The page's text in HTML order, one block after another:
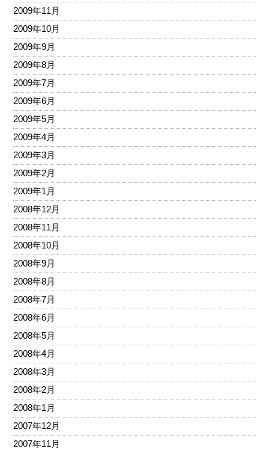
2009年11月
2009年10月
2009年9月
2009年8月
2009年7月
2009年6月
2009年5月
2009年4月
2009年3月
2009年2月
2009年1月
2008年12月
2008年11月
2008年10月
2008年9月
2008年8月
2008年7月
2008年6月
2008年5月
2008年4月
2008年3月
2008年2月
2008年1月
2007年12月
2007年11月